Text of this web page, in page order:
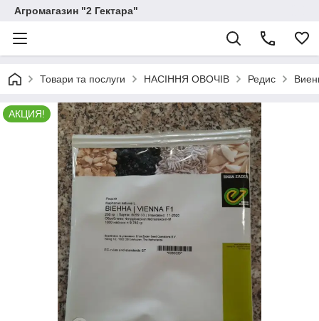
Агромагазин "2 Гектара"
Товари та послуги НАСІННЯ ОВОЧІВ Редис
АКЦИЯ!